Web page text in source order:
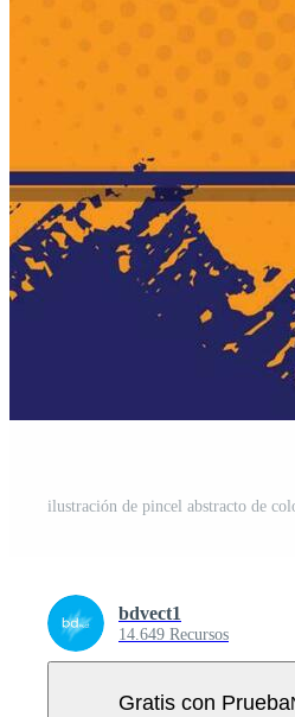
bdvect1
14.649 Recursos
Gratis con Prueba